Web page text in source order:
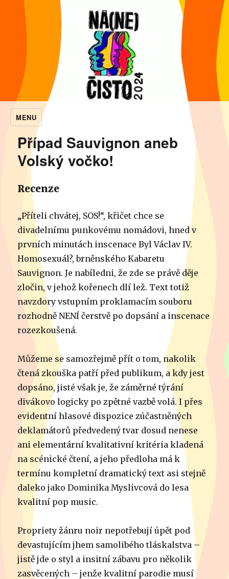
MENU
Případ Sauvignon aneb
Volský vočko!
Recenze
„Příteli chvátej, SOS!“, křičet chce se
divadelnímu punkovému nomádovi, hned v
prvních minutách inscenace Byl Václav IV.
Homosexuál?, brněnského Kabaretu
Sauvignon. Je nabíledni, že zde se právě děje
zločin, v jehož kořenech dlí lež. Text totiž
navzdory vstupním proklamacím souboru
rozhodně NENÍ čerstvě po dopsání a inscenace
rozezkoušená.
Můžeme se samozřejmě přít o tom, nakolik
čtená zkouška patří před publikum, a kdy jest
dopsáno, jisté však je, že záměrné týrání
divákovo logicky po zpětné vazbě volá. I přes
evidentní hlasové dispozice zúčastněných
deklamátorů předvedený tvar dosud nenese
ani elementární kvalitativní kritéria kladená
na scénické čtení, a jeho předloha má k
termínu kompletní dramatický text asi stejně
daleko jako Dominika Myslivcová do lesa
kvalitní pop music.
Propriety žánru noir nepotřebují úpět pod
devastujícím jhem samolibého tláskalstva –
jistě jde o styl a insitní zábavu pro několik
zasvěcených – jenže kvalitní parodie musí